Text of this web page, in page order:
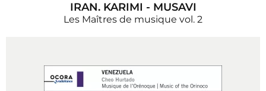
IRAN. KARIMI - MUSAVI
Les Maîtres de musique vol. 2